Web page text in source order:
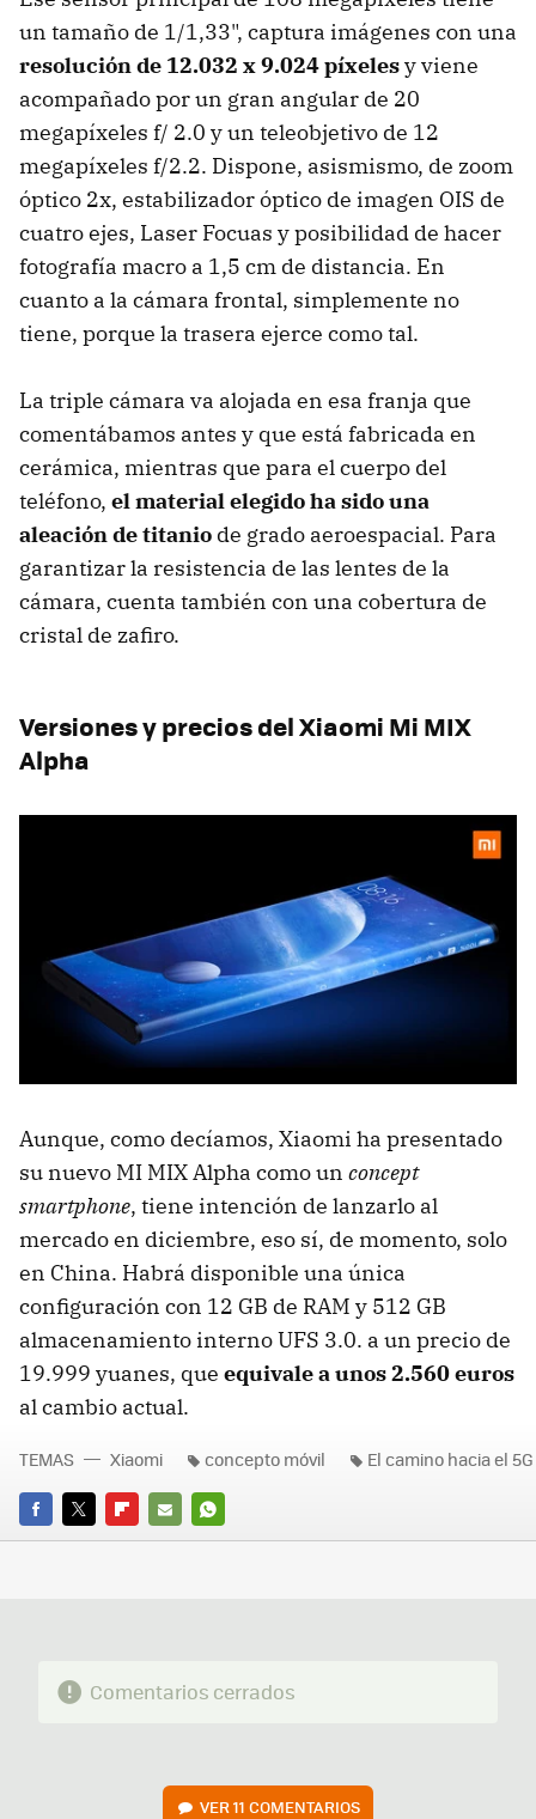
un tamaño de 1/1,33", captura imágenes con una
resolución de 12.032 x 9.024 píxelesy viene
acompañado por un gran angular de 20
megapíxeles f/ 2.0 y un teleobjetivo de 12
megapíxeles f/2.2. Dispone, asismismo, de zoom
óptico 2x, estabilizador óptico de imagen OIS de
cuatro ejes, Laser Focuas y posibilidad de hacer
fotografía macro a 1,5 cm de distancia. En
cuanto a la cámara frontal, simplemente no
tiene, porque la trasera ejerce como tal.
La triple cámara va alojada en esa franja que
comentábamos antes y que está fabricada en
cerámica, mientras que para el cuerpo del
teléfono, el material elegido ha sido una
aleación de titanio de grado aeroespacial. Para
garantizar la resistencia de las lentes de la
cámara, cuenta también con una cobertura de
cristal de zafiro.
Versiones y precios del Xiaomi Mi MIX
Alpha
Aunque, como decíamos, Xiaomi ha presentado
su nuevo MI MIX Alpha como un concept
smartphone, tiene intención de lanzarlo al
mercado en diciembre, eso sí, de momento, solo
en China. Habrá disponible una única
configuración con 12 GB de RAM y 512 GB
almacenamiento interno UFS 3.0. a un precio de
19.999 yuanes, que equivale a unos 2.560 euros
al cambio actual.
FACEBOOK
TWITTERFLIPBOARD
E-
WHATSAPP
TEMAS Xiaomi concepto móvil El camino hacia el 5G
Comentarios cerrados
VER 11 COMENTARIOS